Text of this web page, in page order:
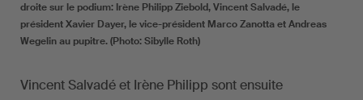
droite sur le podium: Irène Philipp Ziebold, Vincent Salvadé, le
président Xavier Dayer, le vice-président Marco Zanotta et Andreas
Wegelin au pupitre. (Photo: Sibylle Roth)
Vincent Salvadé et Irène Philipp sont ensuite